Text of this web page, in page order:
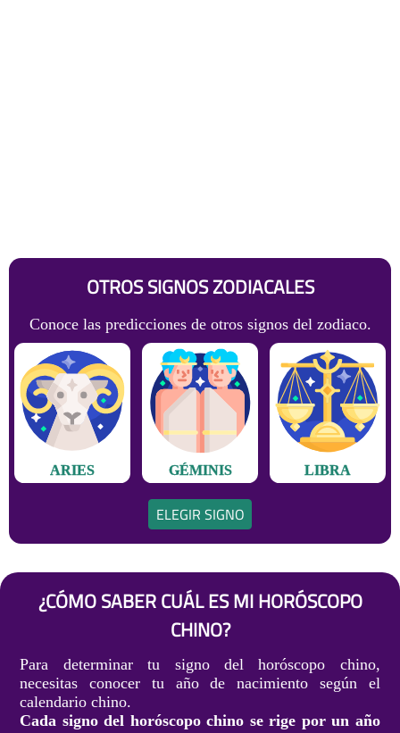
OTROS SIGNOS ZODIACALES
Conoce las predicciones de otros signos del zodiaco.
ARIES GÉMINIS LIBRA
ELEGIR SIGNO
¿CÓMO SABER CUÁL ES MI HORÓSCOPO
CHINO?
Para determinar tu signo del horóscopo chino,
necesitas conocer tu año de nacimiento según el
calendario chino.
Cada signo del horóscopo chino se rige por un año